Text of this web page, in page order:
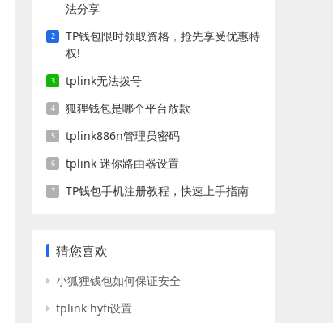
法分享
TP钱包限时领取资格，抢先享受优惠特
权!
tplink无法拨号
狐狸钱包是哪个平台放款
tplink886n管理员密码
tplink 迷你路由器设置
TP钱包手机注册教程，快速上手指南
猜您喜欢
小狐狸钱包如何保证安全
tplink hyfi设置